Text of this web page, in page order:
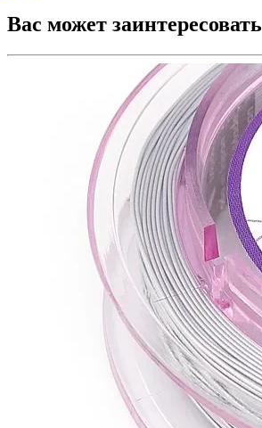
Вас может заинтересовать